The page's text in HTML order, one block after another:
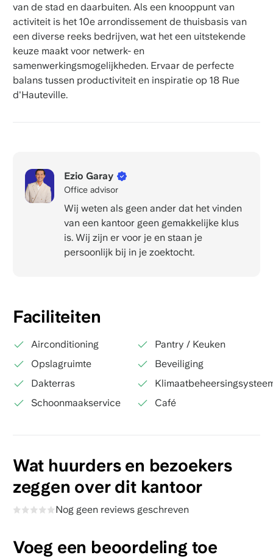
van de stad en daarbuiten. Als een knooppunt van
activiteit is het 10e arrondissement de thuisbasis van
een diverse reeks bedrijven, wat het een uitstekende
keuze maakt voor netwerk- en
samenwerkingsmogelijkheden. Ervaar de perfecte
balans tussen productiviteit en inspiratie op 18 Rue
d'Hauteville.
Ezio Garay
Office advisor
Wij weten als geen ander dat het vinden
van een kantoor geen gemakkelijke klus
is. Wij zijn er voor je en staan je
persoonlijk bij in je zoektocht.
Faciliteiten
Airconditioning
Pantry / Keuken
Opslagruimte
Beveiliging
Dakterras
Schoonmaakservice
Café
Wat huurders en bezoekers
zeggen over dit kantoor
Nog geen reviews geschreven
Voeg een beoordeling toe